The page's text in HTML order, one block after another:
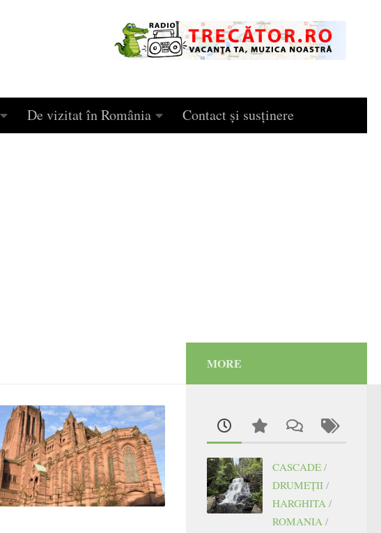
De vizitat în România Contact și susținere
MORE
CASCADE /
DRUMEŢII /
HARGHITA /
ROMANIA /